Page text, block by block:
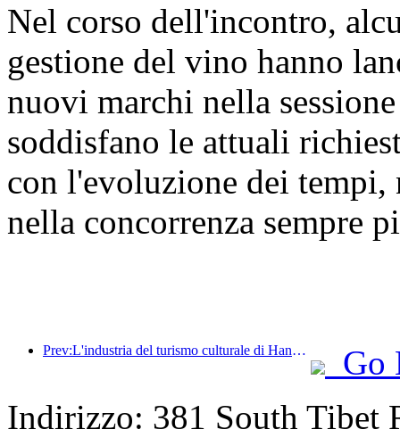
Nel corso dell'incontro,
gestione del vino hanno
nuovi marchi nella
soddisfano le attuali
con l'evoluzione dei tempi,
nella concorrenza sempre
Prev:L'industria del turismo culturale di Hangzhou prospererà nel 2024: il valore aggiunto culturale supera i 340 miliardi e i turisti in entrata raddoppieranno
Go
Indirizzo: 381 South Tibet